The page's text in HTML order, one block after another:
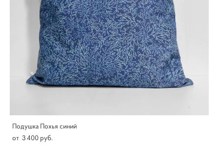
Подушка Похья синий
от 3 400 pуб.